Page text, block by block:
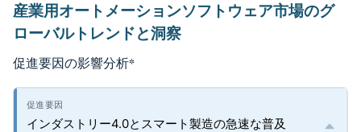
産業用オートメーションソフトウェア市場のグ
ローバルトレンドと洞察
促進要因の影響分析*
インダストリー4.0とスマート製造の急速な普及